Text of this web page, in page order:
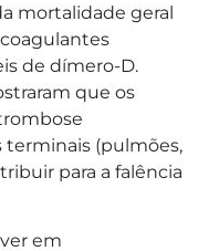
mortalidade geral
de dímero-D.
que os
terminais (pulmões,
para a falência
em